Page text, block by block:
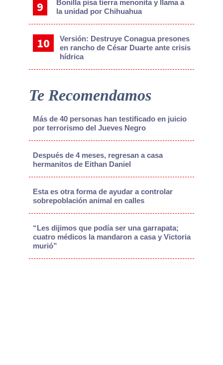
Bonilla pisa tierra menonita y llama a
la unidad por Chihuahua
Versión: Destruye Conagua presones
en rancho de César Duarte ante crisis
hídrica
Te Recomendamos
Más de 40 personas han testificado en juicio
por terrorismo del Jueves Negro
Después de 4 meses, regresan a casa
hermanitos de Eithan Daniel
Esta es otra forma de ayudar a controlar
sobrepoblación animal en calles
“Les dijimos que podía ser una garrapata;
cuatro médicos la mandaron a casa y Victoria
murió”